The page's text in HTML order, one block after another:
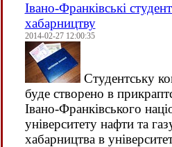
Івано-Франківські
хабарництву
2014-02-27 12:00:35
Студентську
буде створено в
Івано-Франківського
університету нафти та
хабарництва в